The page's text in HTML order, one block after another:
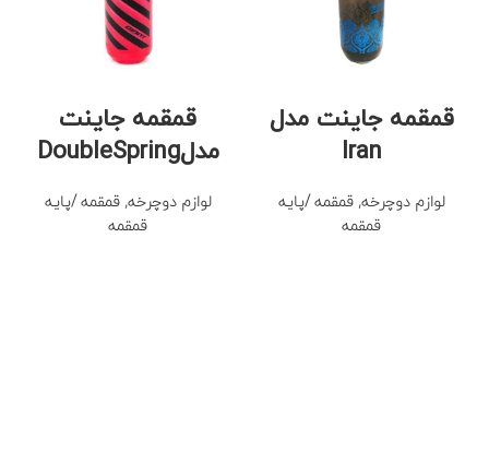
قمقمه جاینت مدل
Iran
لوازم دوچرخه,قمقمه /پایه
قمقمه
قمقمه جاینت
مدلDoubleSpring
لوازم دوچرخه,قمقمه /پایه
قمقمه